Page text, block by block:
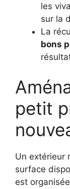
les
sur la
La
bons
petit
Un extérieur
surface
est